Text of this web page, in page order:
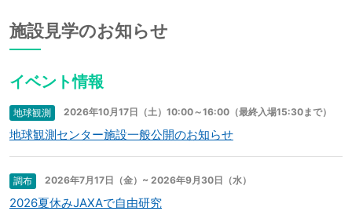
施設見学のお知らせ
イベント情報
地球観測 2026年10月17日（土）10:00～16:00（最終入場15:30まで）
地球観測センター施設一般公開のお知らせ
調布 2026年7月17日（金）~ 2026年9月30日（水）
2026夏休みJAXAで自由研究